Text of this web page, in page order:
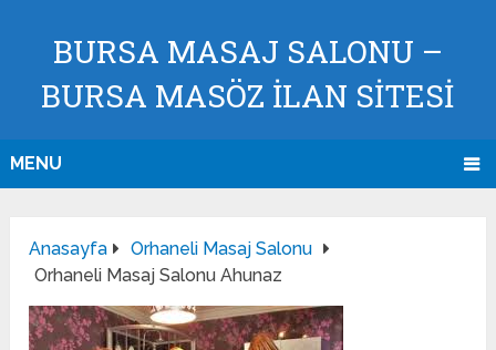
BURSA MASAJ SALONU –
BURSA MASÖZ İLAN SİTESİ
MENU
Anasayfa
Orhaneli Masaj Salonu
Orhaneli Masaj Salonu Ahunaz